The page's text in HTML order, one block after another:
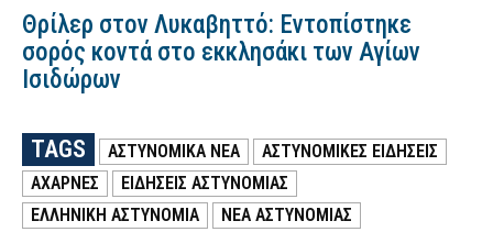
Θρίλερ στον Λυκαβηττό: Εντοπίστηκε
σορός κοντά στο εκκλησάκι των Αγίων
Ισιδώρων
TAGS ΑΣΤΥΝΟΜΙΚΑ ΝΕΑ
ΑΣΤΥΝΟΜΙΚΕΣ ΕΙΔΗΣΕΙΣ
ΑΧΑΡΝΕΣ
ΕΙΔΗΣΕΙΣ ΑΣΤΥΝΟΜΙΑΣ
ΕΛΛΗΝΙΚΗ ΑΣΤΥΝΟΜΙΑ
ΝΕΑ ΑΣΤΥΝΟΜΙΑΣ